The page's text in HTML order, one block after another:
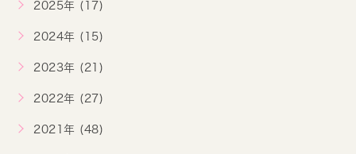
2025年 (17)
2024年 (15)
2023年 (21)
2022年 (27)
2021年 (48)